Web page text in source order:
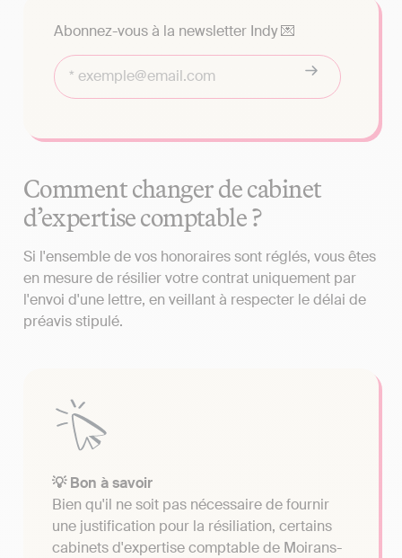
Abonnez-vous à la newsletter Indy 💌
Comment changer de cabinet
d’expertise comptable ?
Si l'ensemble de vos honoraires sont réglés, vous êtes
en mesure de résilier votre contrat uniquement par
l'envoi d'une lettre, en veillant à respecter le délai de
préavis stipulé.
💡 Bon à savoir
Bien qu'il ne soit pas nécessaire de fournir
une justification pour la résiliation, certains
cabinets d'expertise comptable de Moirans-